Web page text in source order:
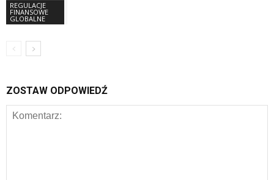
REGULACJE
FINANSOWE
GLOBALNE
ZOSTAW ODPOWIEDŹ